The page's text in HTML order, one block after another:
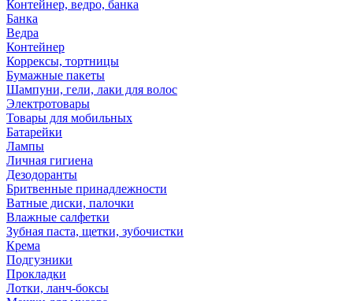
Контейнер, ведро, банка
Банка
Ведра
Контейнер
Коррексы, тортницы
Бумажные пакеты
Шампуни, гели, лаки для волос
Электротовары
Товары для мобильных
Батарейки
Лампы
Личная гигиена
Дезодоранты
Бритвенные принадлежности
Ватные диски, палочки
Влажные салфетки
Зубная паста, щетки, зубочистки
Крема
Подгузники
Прокладки
Лотки, ланч-боксы